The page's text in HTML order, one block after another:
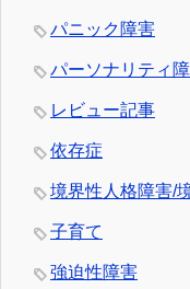
パニック障害
パーソナリティ
レビュー記事
依存症
境界性人格障害/
子育て
強迫性障害